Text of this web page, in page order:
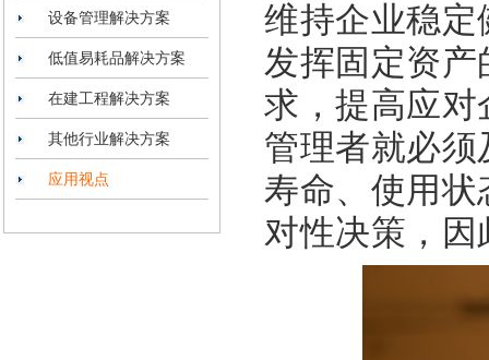
设备管理解决方案
低值易耗品解决方案
在建工程解决方案
其他行业解决方案
应用视点
维持企业稳
发挥固定资
求，提高应
管理者就必
寿命、使用
对性决策，因